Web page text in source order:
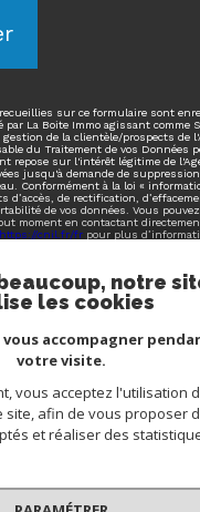
sur ce formulaire sont
La Boite Immo agissant comme
de la clientèle/prospects de
du Traitement de vos Données
repose sur l'intérêt légitime de
jusqu'à demande de
Conformément à la loi «
d’accès, de rectification,
de vos données. Vous
moment en contactant
https://cnil.fr/fr pour plus
avoir contacté l'Agence / le
» ne sont pas respectés, vous
Nous vous informons de
téléphonique « Bloctel »,
https://www.bloctel.gouv.fr . Dans le
nous vous invitons à ne
par reCAPTCHA, lesPolitiques de
de Google s'appliquent.
Espace
Se connecter
notre
les cookies
accompagner
votre visite.
vous acceptez l'utilisation
site, afin de vous proposer
et réaliser des